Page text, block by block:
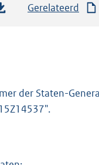
Gerelateerd
der Staten-